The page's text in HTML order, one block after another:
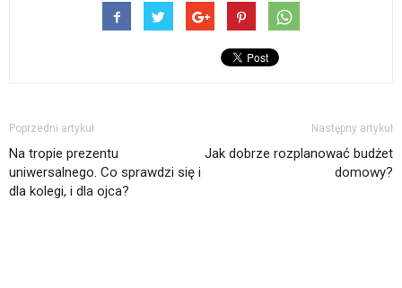
Poprzedni artykuł
Na tropie prezentu
uniwersalnego. Co sprawdzi się i
dla kolegi, i dla ojca?
Następny artykuł
Jak dobrze rozplanować budżet
domowy?